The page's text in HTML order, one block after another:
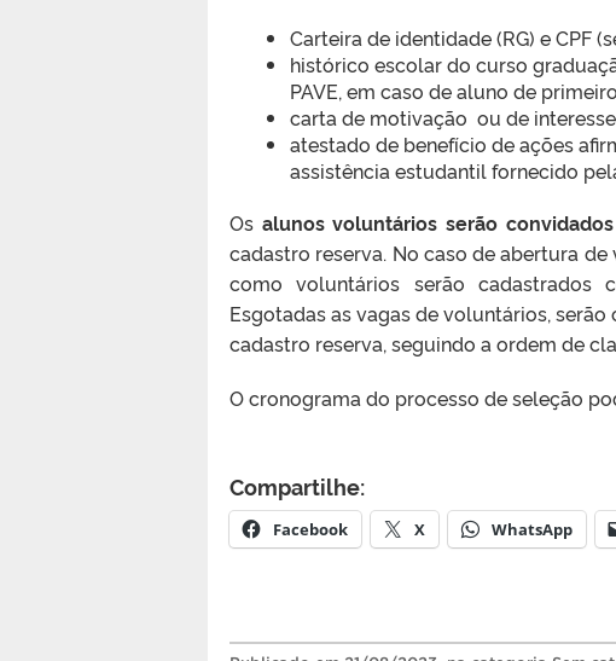
Carteira de identidade (RG) e CPF
histórico escolar do curso
PAVE, em caso de aluno de
carta de motivação ou de
atestado de benefício de ações
assistência estudantil fornecido
Os alunosvoluntários serão
cadastro reserva. No caso de abertura
como voluntários serão cadastrados
Esgotadas as vagas de voluntários,
cadastro reserva, seguindo a ordem de
O cronograma do processo de seleção
Compartilhe:
Facebook X WhatsApp